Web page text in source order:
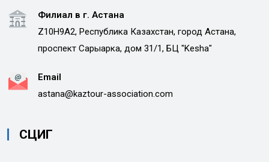
Филиал в г. Астана
Z10H9A2, Республика Казахстан, город Астана,
проспект Сарыарка, дом 31/1, БЦ "Kesha"
Email
astana@kaztour-association.com
СЦИГ